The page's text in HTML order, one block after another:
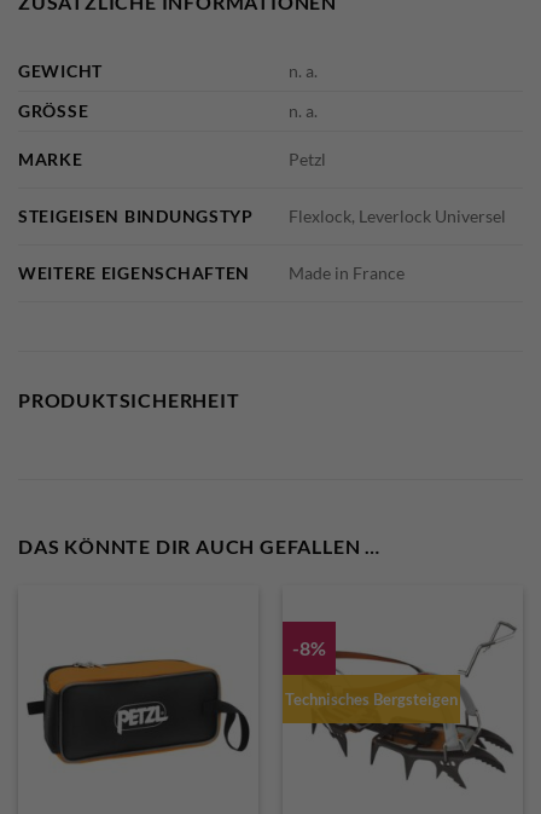
GEWICHT
n. a.
GRÖSSE
n. a.
MARKE Petzl
STEIGEISEN BINDUNGSTYP Flexlock, Leverlock Universel
WEITERE EIGENSCHAFTEN Made in France
PRODUKTSICHERHEIT
DAS KÖNNTE DIR AUCH GEFALLEN …
-8%
Technisches Bergsteigen